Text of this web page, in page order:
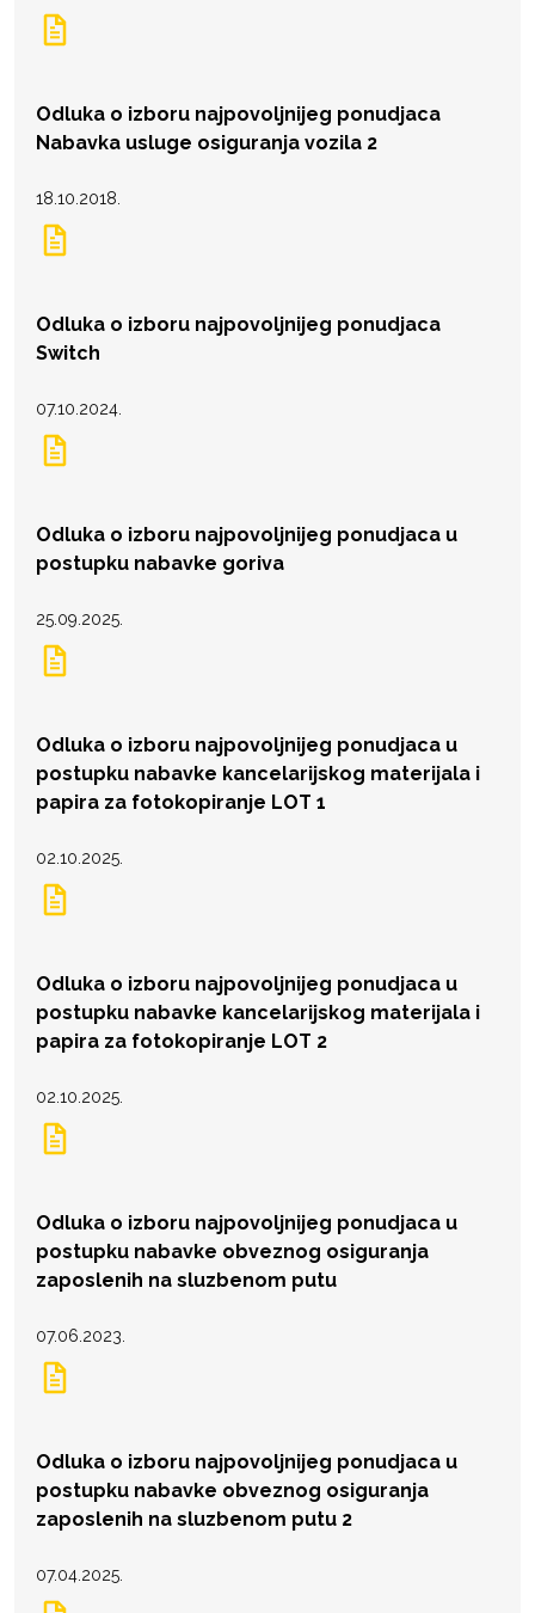
Odluka o izboru najpovoljnijeg ponudjaca
Nabavka usluge osiguranja vozila 2
18.10.2018.
Odluka o izboru najpovoljnijeg ponudjaca
Switch
07.10.2024.
Odluka o izboru najpovoljnijeg ponudjaca u
postupku nabavke goriva
25.09.2025.
Odluka o izboru najpovoljnijeg ponudjaca u
postupku nabavke kancelarijskog materijala i
papira za fotokopiranje LOT 1
02.10.2025.
Odluka o izboru najpovoljnijeg ponudjaca u
postupku nabavke kancelarijskog materijala i
papira za fotokopiranje LOT 2
02.10.2025.
Odluka o izboru najpovoljnijeg ponudjaca u
postupku nabavke obveznog osiguranja
zaposlenih na sluzbenom putu
07.06.2023.
Odluka o izboru najpovoljnijeg ponudjaca u
postupku nabavke obveznog osiguranja
zaposlenih na sluzbenom putu 2
07.04.2025.